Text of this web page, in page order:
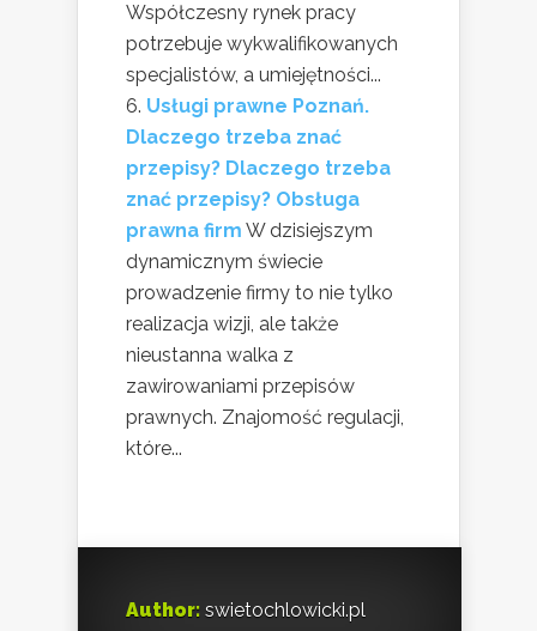
Współczesny rynek pracy
potrzebuje wykwalifikowanych
specjalistów, a umiejętności...
Usługi prawne Poznań.
Dlaczego trzeba znać
przepisy? Dlaczego trzeba
znać przepisy? Obsługa
prawna firm W dzisiejszym
dynamicznym świecie
prowadzenie firmy to nie tylko
realizacja wizji, ale także
nieustanna walka z
zawirowaniami przepisów
prawnych. Znajomość regulacji,
które...
Author: swietochlowicki.pl